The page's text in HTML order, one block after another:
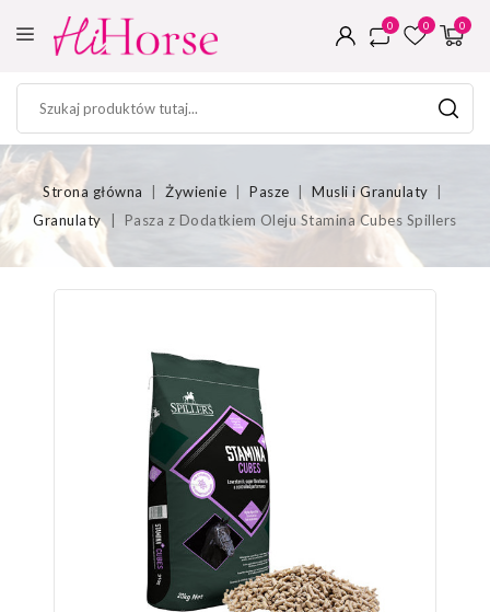
0
0
0
Strona główna Żywienie Pasze
Musli i Granulaty
Granulaty
Pasza z Dodatkiem Oleju Stamina Cubes Spillers